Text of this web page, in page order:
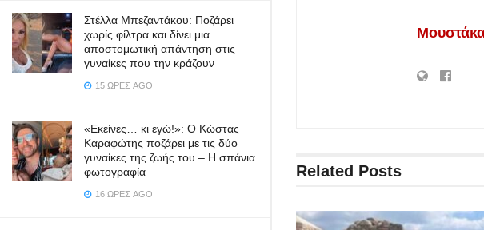
Στέλλα Μπεζαντάκου: Ποζάρει
χωρίς φίλτρα και δίνει μια
αποστομωτική απάντηση στις
γυναίκες που την κράζουν
15 ΏΡΕΣ AGO
«Εκείνες… κι εγώ!»: Ο Κώστας
Καραφώτης ποζάρει με τις δύο
γυναίκες της ζωής του – Η σπάνια
φωτογραφία
16 ΏΡΕΣ AGO
Related Posts